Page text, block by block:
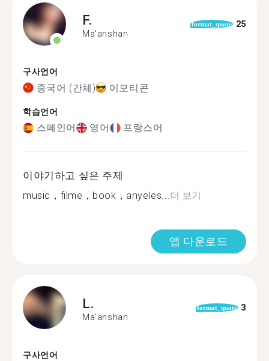
F.
Ma'anshan
format_quote 25
구사언어
중국어 (간체) 이모티콘
학습언어
스페인어 영어 프랑스어
이야기하고 싶은 주제
music，filme，book，anyeles...더 보기
앱 다운로드
L.
Ma'anshan
format_quote 3
구사언어